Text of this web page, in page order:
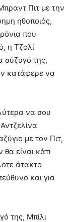
Πιτ με την
ηθοποιός,
που
η Τζολί
σύζυγό της,
κατάφερε να
να σου
με τον Πιτ,
είναι κάτι
άτακτο
και για
της, Μπίλι